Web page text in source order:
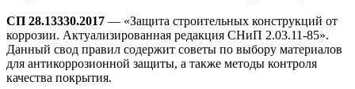
СП 28.13330.2017 — «Защита строительных конструкций от
коррозии. Актуализированная редакция СНиП 2.03.11-85».
Данный свод правил содержит советы по выбору материалов
для антикоррозионной защиты, а также методы контроля
качества покрытия.